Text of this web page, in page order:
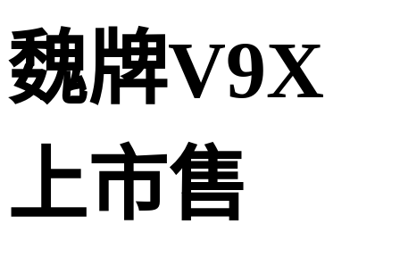
魏牌V9X
上市售